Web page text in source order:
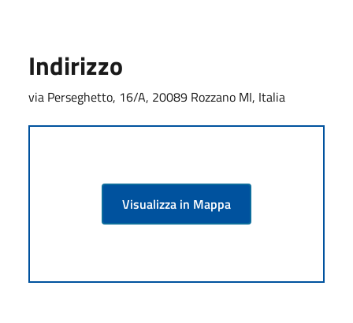
Indirizzo
via Perseghetto, 16/A, 20089 Rozzano MI, Italia
Visualizza in Mappa